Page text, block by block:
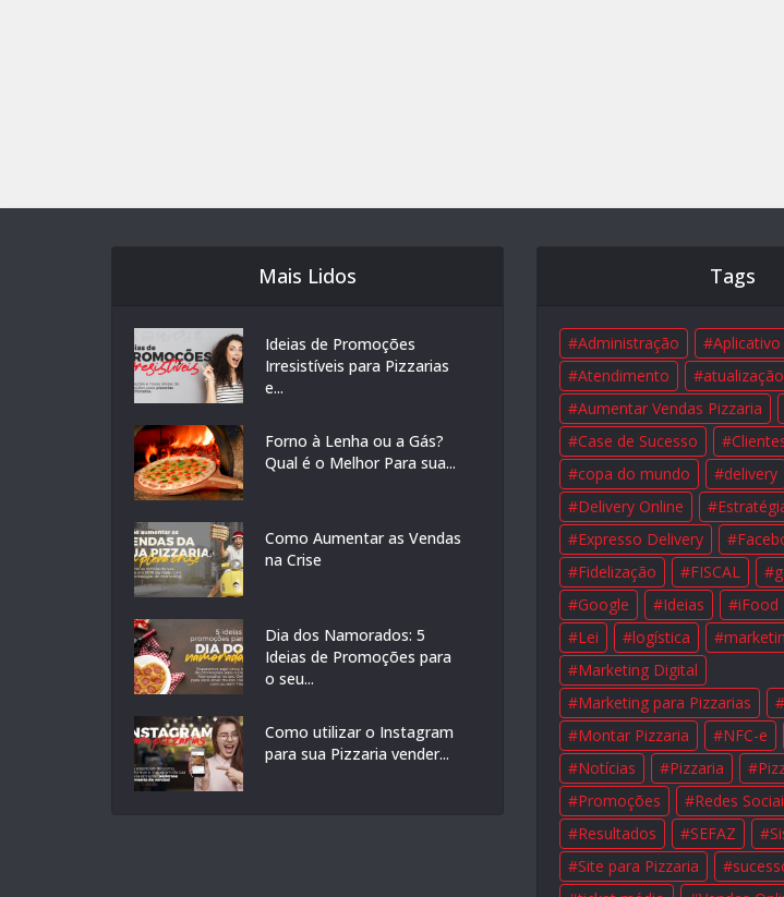
Mais Lidos
Ideias de Promoções
Irresistíveis para Pizzarias
e...
Forno à Lenha ou a Gás?
Qual é o Melhor Para sua...
Como Aumentar as Vendas
na Crise
Dia dos Namorados: 5
Ideias de Promoções para
o seu...
Como utilizar o Instagram
para sua Pizzaria vender...
Tags
Administração
Aplicativo
Atendimento
atualização
Aumentar Vendas Pizzaria
Case de Sucesso
copa do mundo
delivery
Delivery Online
Expresso Delivery
Fidelização
FISCAL
Google
Ideias iFood
Lei
logística
Marketing Digital
Marketing para Pizzarias
Montar Pizzaria
NFC-e
Notícias
Pizzaria
Promoções
Redes
Resultados
SEFAZ
Site para Pizzaria